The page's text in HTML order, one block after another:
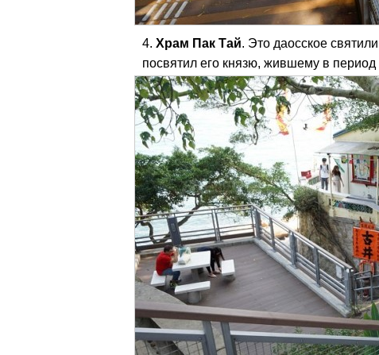
Храм Пак Тай. Это даосское
посвятил его князю, жившему в